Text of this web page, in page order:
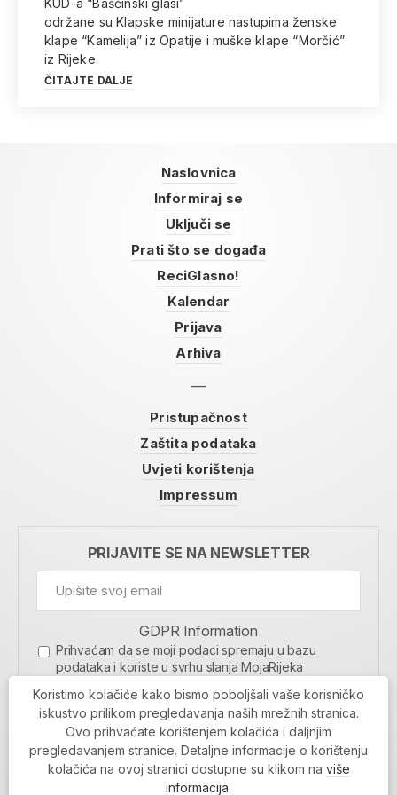
KUD-a “Bašćinski glasi”
održane su Klapske minijature nastupima ženske
klape “Kamelija” iz Opatije i muške klape “Morčić”
iz Rijeke.
ČITAJTE DALJE
Naslovnica
Informiraj se
Uključi se
Prati što se događa
ReciGlasno!
Kalendar
Prijava
Arhiva
Pristupačnost
Zaštita podataka
Uvjeti korištenja
Impressum
PRIJAVITE SE NA NEWSLETTER
GDPR Information
Prihvaćam da se moji podaci spremaju u bazu
podataka i koriste u svrhu slanja MojaRijeka
MOJARIJEKA NEWSLETTER
PRIJAVI SE
Koristimo kolačiće kako bismo poboljšali vaše korisničko
iskustvo prilikom pregledavanja naših mrežnih stranica.
Ovo prihvaćate korištenjem kolačića i daljnjim
pregledavanjem stranice. Detaljne informacije o korištenju
kolačića na ovoj stranici dostupne su klikom na više
informacija.